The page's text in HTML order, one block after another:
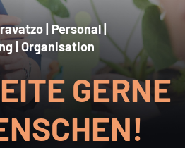
| Personal |
| Organisation
GERNE